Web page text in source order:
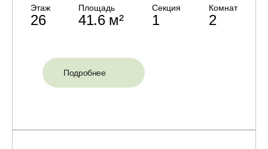
Этаж
26
Площадь
41.6 м²
Секция
1
Комнат
2
Подробнее